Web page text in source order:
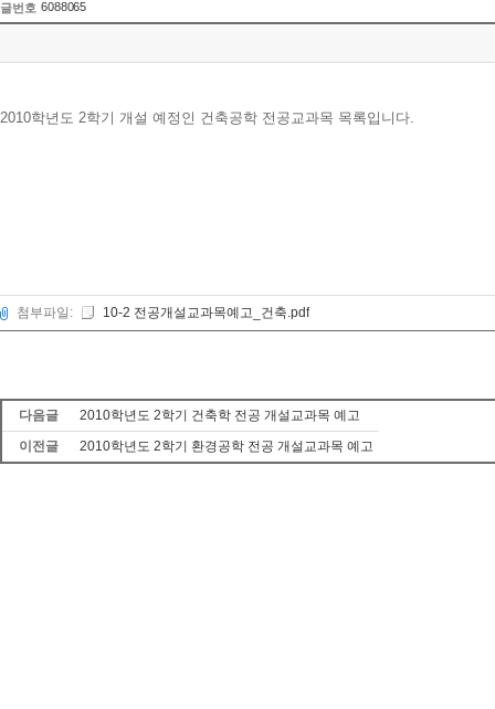
글번호 6088065
2010학년도 2학기 개설 예정인 건축공학 전공교과목 목록입니다.
첨부파일: 10-2 전공개설교과목예고_건축.pdf
다음글
2010학년도 2학기 건축학 전공 개설교과목 예고
이전글
2010학년도 2학기 환경공학 전공 개설교과목 예고